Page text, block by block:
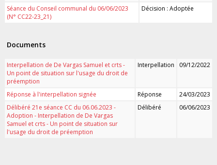
Séance du Conseil communal du 06/06/2023
(N° CC22-23_21)
Décision : Adoptée
Documents
Interpellation de De Vargas Samuel et crts -
Un point de situation sur l'usage du droit de
préemption
Interpellation 09/12/2022
Réponse à l'interpellation signée Réponse
24/03/2023
Délibéré 21e séance CC du 06.06.2023 -
Adoption - Interpellation de De Vargas
Samuel et crts - Un point de situation sur
l'usage du droit de préemption
Délibéré 06/06/2023